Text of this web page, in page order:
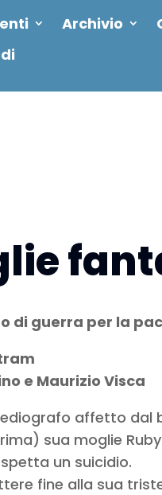
Archivio
guerra per la pace
e Maurizio Visca
affetto dal
sua moglie
un suicidio.
fine alla sua